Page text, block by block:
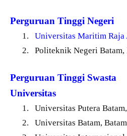
Perguruan Tinggi Negeri
1.
Universitas Maritim
2.
Politeknik Negeri Batam,
Perguruan Tinggi Swasta
Universitas
1.
Universitas Putera
2.
Universitas Batam, Batam